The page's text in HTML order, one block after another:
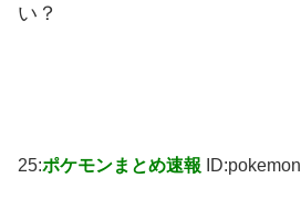
い？
25:ポケモンまとめ速報 ID:pokemon